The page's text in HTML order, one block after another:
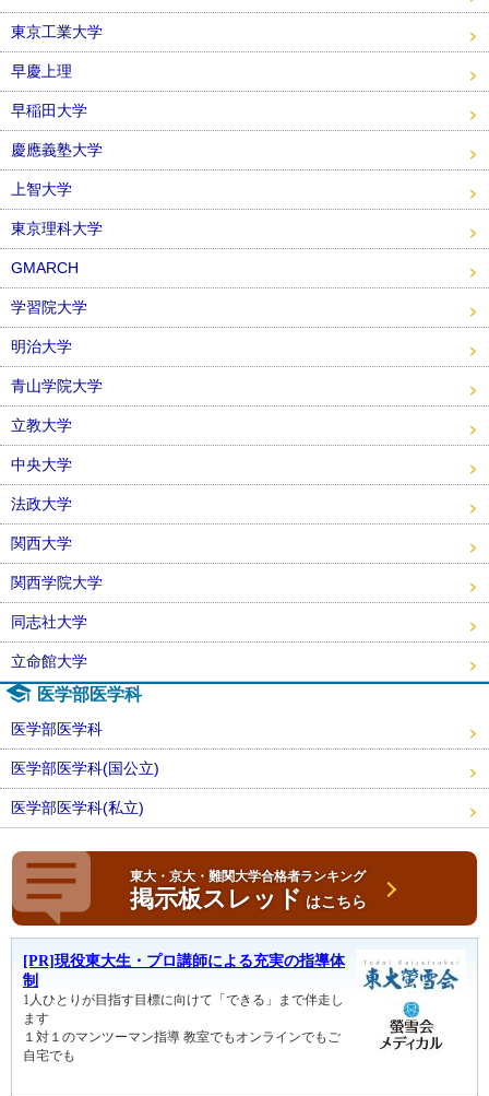
東京工業大学
早慶上理
早稲田大学
慶應義塾大学
上智大学
東京理科大学
GMARCH
学習院大学
明治大学
青山学院大学
立教大学
中央大学
法政大学
関西大学
関西学院大学
同志社大学
立命館大学
医学部医学科
医学部医学科
医学部医学科(国公立)
医学部医学科(私立)
東大・京大・難関大学合格者ランキング
掲示板スレッド はこちら